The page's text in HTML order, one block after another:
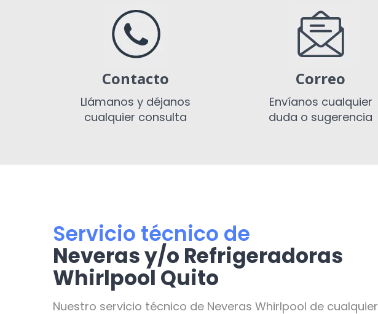
Contacto
Llámanos y déjanos
cualquier consulta
Correo
Envíanos cualquier
duda o sugerencia
Servicio técnico de
Neveras y/o Refrigeradoras
Whirlpool Quito
Nuestro servicio técnico de Neveras Whirlpool de cualquier